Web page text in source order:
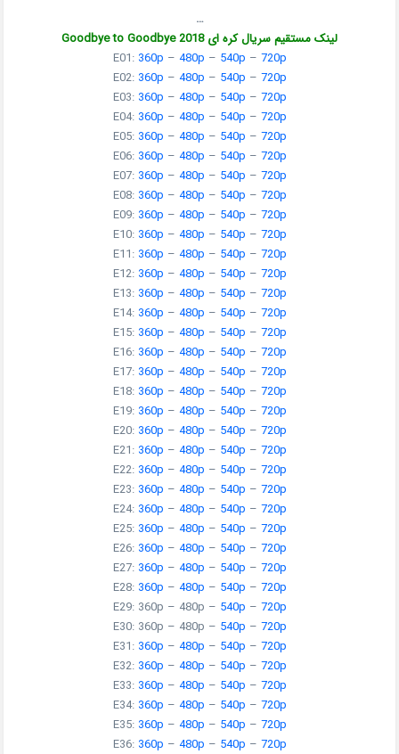
…
لینک مستقیم سریال کره ای Goodbye to Goodbye 2018
E01: 360p – 480p – 540p – 720p
E02: 360p – 480p – 540p – 720p
E03: 360p – 480p – 540p – 720p
E04: 360p – 480p – 540p – 720p
E05: 360p – 480p – 540p – 720p
E06: 360p – 480p – 540p – 720p
E07: 360p – 480p – 540p – 720p
E08: 360p – 480p – 540p – 720p
E09: 360p – 480p – 540p – 720p
E10: 360p – 480p – 540p – 720p
E11: 360p – 480p – 540p – 720p
E12: 360p – 480p – 540p – 720p
E13: 360p – 480p – 540p – 720p
E14: 360p – 480p – 540p – 720p
E15: 360p – 480p – 540p – 720p
E16: 360p – 480p – 540p – 720p
E17: 360p – 480p – 540p – 720p
E18: 360p – 480p – 540p – 720p
E19: 360p – 480p – 540p – 720p
E20: 360p – 480p – 540p – 720p
E21: 360p – 480p – 540p – 720p
E22: 360p – 480p – 540p – 720p
E23: 360p – 480p – 540p – 720p
E24: 360p – 480p – 540p – 720p
E25: 360p – 480p – 540p – 720p
E26: 360p – 480p – 540p – 720p
E27: 360p – 480p – 540p – 720p
E28: 360p – 480p – 540p – 720p
E29: 360p – 480p – 540p – 720p
E30: 360p – 480p – 540p – 720p
E31: 360p – 480p – 540p – 720p
E32: 360p – 480p – 540p – 720p
E33: 360p – 480p – 540p – 720p
E34: 360p – 480p – 540p – 720p
E35: 360p – 480p – 540p – 720p
E36: 360p – 480p – 540p – 720p